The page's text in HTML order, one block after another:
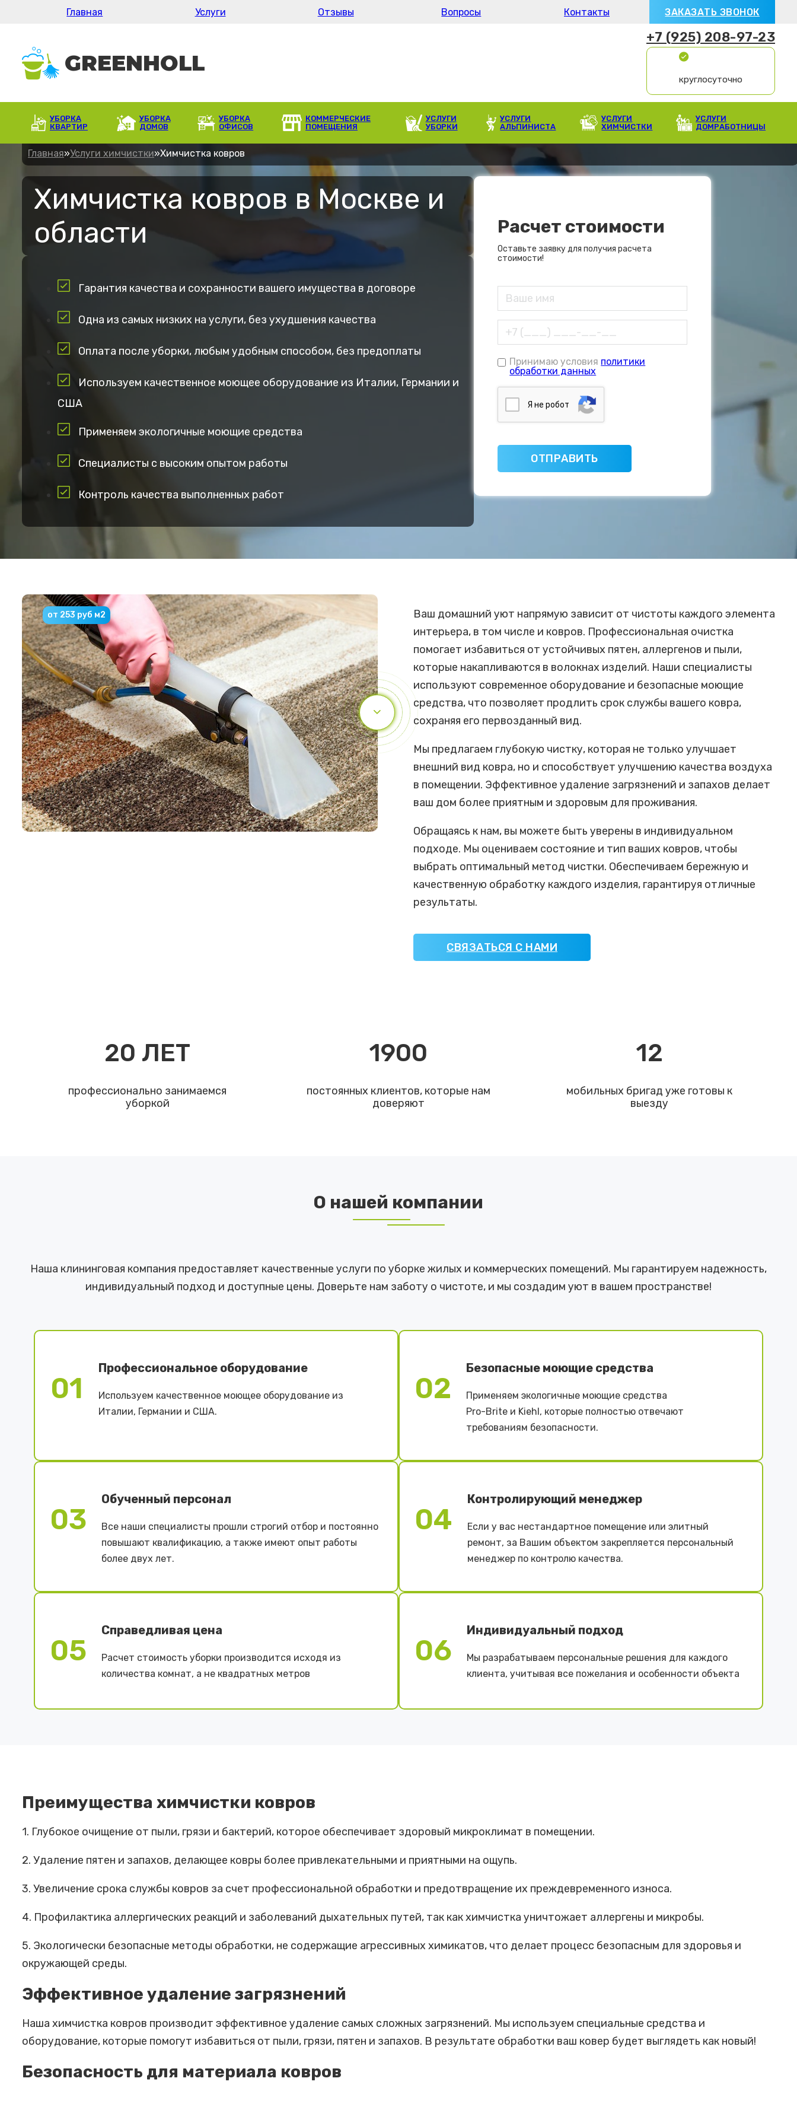
Главная Услуги Отзывы Вопросы Контакты ЗАКАЗАТЬ ЗВОНОК
+7 (925) 208-97-23
круглосуточно
УБОРКА
КВАРТИР
УБОРКА
ДОМОВ
УБОРКА
ОФИСОВ
КОММЕРЧЕСКИЕ
ПОМЕЩЕНИЯ
УСЛУГИ
УБОРКИ
УСЛУГИ
АЛЬПИНИСТА
УСЛУГИ
ХИМЧИСТКИ
УСЛУГИ
ДОМРАБОТНИЦЫ
Главная»Услуги химчистки»Химчистка ковров
Химчистка ковров в Москве и
области
Гарантия качества и сохранности вашего имущества в договоре
Одна из самых низких на услуги, без ухудшения качества
Оплата после уборки, любым удобным способом, без предоплаты
Используем качественное моющее оборудование из Италии, Германии и
США
Применяем экологичные моющие средства
Специалисты с высоким опытом работы
Контроль качества выполненных работ
Расчет стоимости
Оставьте заявку для получия расчета
стоимости!
Принимаю условия политики
обработки данных
Я нe poбoт
от 253 руб м2
Ваш домашний уют напрямую зависит от чистоты каждого элемента
интерьера, в том числе и ковров. Профессиональная очистка
помогает избавиться от устойчивых пятен, аллергенов и пыли,
которые накапливаются в волокнах изделий. Наши специалисты
используют современное оборудование и безопасные моющие
средства, что позволяет продлить срок службы вашего ковра,
сохраняя его первозданный вид.
Мы предлагаем глубокую чистку, которая не только улучшает
внешний вид ковра, но и способствует улучшению качества воздуха
в помещении. Эффективное удаление загрязнений и запахов делает
ваш дом более приятным и здоровым для проживания.
Обращаясь к нам, вы можете быть уверены в индивидуальном
подходе. Мы оцениваем состояние и тип ваших ковров, чтобы
выбрать оптимальный метод чистки. Обеспечиваем бережную и
качественную обработку каждого изделия, гарантируя отличные
результаты.
СВЯЗАТЬСЯ С НАМИ
20 ЛЕТ
профессионально занимаемся
уборкой
1900
постоянных клиентов, которые нам
доверяют
12
мобильных бригад уже готовы к
выезду
О нашей компании
Наша клининговая компания предоставляет качественные услуги по уборке жилых и коммерческих помещений. Мы гарантируем надежность,
индивидуальный подход и доступные цены. Доверьте нам заботу о чистоте, и мы создадим уют в вашем пространстве!
01
Профессиональное оборудование
Используем качественное моющее оборудование из
Италии, Германии и США.
02
Безопасные моющие средства
Применяем экологичные моющие средства
Pro-Brite и Kiehl, которые полностью отвечают
требованиям безопасности.
03
Обученный персонал
Все наши специалисты прошли строгий отбор и постоянно
повышают квалификацию, а также имеют опыт работы
более двух лет.
04
Контролирующий менеджер
Если у вас нестандартное помещение или элитный
ремонт, за Вашим объектом закрепляется персональный
менеджер по контролю качества.
05
Справедливая цена
Расчет стоимость уборки производится исходя из
количества комнат, а не квадратных метров
06
Индивидуальный подход
Мы разрабатываем персональные решения для каждого
клиента, учитывая все пожелания и особенности объекта
Преимущества химчистки ковров
1. Глубокое очищение от пыли, грязи и бактерий, которое обеспечивает здоровый микроклимат в помещении.
2. Удаление пятен и запахов, делающее ковры более привлекательными и приятными на ощупь.
3. Увеличение срока службы ковров за счет профессиональной обработки и предотвращение их преждевременного износа.
4. Профилактика аллергических реакций и заболеваний дыхательных путей, так как химчистка уничтожает аллергены и микробы.
5. Экологически безопасные методы обработки, не содержащие агрессивных химикатов, что делает процесс безопасным для здоровья и
окружающей среды.
Эффективное удаление загрязнений
Наша химчистка ковров производит эффективное удаление самых сложных загрязнений. Мы используем специальные средства и
оборудование, которые помогут избавиться от пыли, грязи, пятен и запахов. В результате обработки ваш ковер будет выглядеть как новый!
Безопасность для материала ковров